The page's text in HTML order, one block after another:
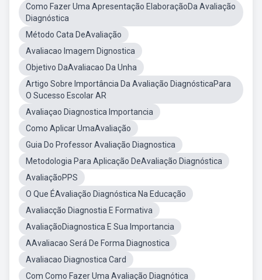
Como Fazer Uma Apresentação ElaboraçãoDa Avaliação
Diagnóstica
Método Cata DeAvaliação
Avaliacao Imagem Dignostica
Objetivo DaAvaliacao Da Unha
Artigo Sobre Importância Da Avaliação DiagnósticaPara
O Sucesso Escolar AR
Avaliaçao Diagnostica Importancia
Como Aplicar UmaAvaliação
Guia Do Professor Avaliação Diagnostica
Metodologia Para Aplicação DeAvaliação Diagnóstica
AvaliaçãoPPS
O Que ÉAvaliação Diagnóstica Na Educação
Avaliacção Diagnostia E Formativa
AvaliaçãoDiagnostica E Sua Importancia
AAvaliacao Será De Forma Diagnostica
Avaliacao Diagnostica Card
Com Como Fazer Uma Avaliação Diagnótica